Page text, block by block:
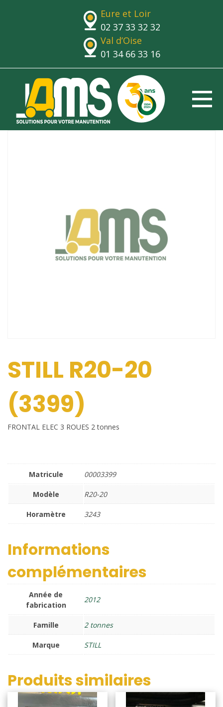
Eure et Loir
02 37 33 32 32
Val d’Oise
01 34 66 33 16
STILL R20-20
(3399)
FRONTAL ELEC 3 ROUES 2 tonnes
Matricule 00003399
Modèle R20-20
Horamètre 3243
Informations
complémentaires
Année de
fabrication
2012
Famille 2 tonnes
Marque STILL
Produits similaires